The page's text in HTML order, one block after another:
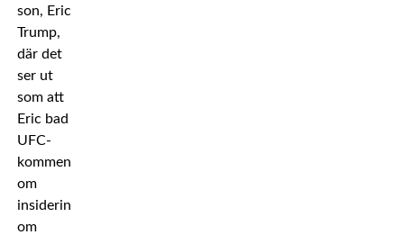
son, Eric
Trump,
där det
ser ut
som att
Eric bad
UFC-
kommentatorn
om
insiderinformation
om